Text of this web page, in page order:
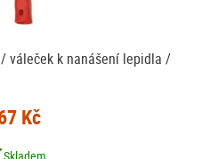
váleček k nanášení lepidla /
Kč
Skladem